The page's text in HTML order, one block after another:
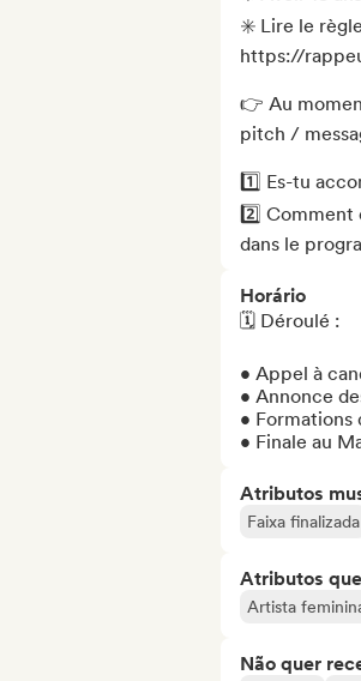
✳️ Lire le
https://
👉 Au
pitch /
1️⃣ Es-tu
2️⃣ Comment
dans le
Horário
🗓️ Déroulé :
• Appel à
• Annonce
•
• Finale au
Atributos
Faixa finalizada
Atributos
Artista
Não quer